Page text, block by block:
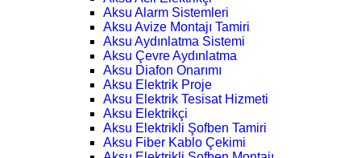
Aksu Alarm Sistemleri
Aksu Avize Montajı Tamiri
Aksu Aydınlatma Sistemi
Aksu Çevre Aydınlatma
Aksu Diafon Onarımı
Aksu Elektrik Proje
Aksu Elektrik Tesisat Hizmeti
Aksu Elektrikçi
Aksu Elektrikli Şofben Tamiri
Aksu Fiber Kablo Çekimi